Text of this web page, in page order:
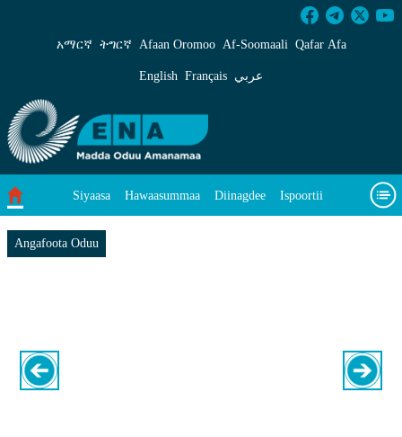
አማርኛ ትግርኛ Afaan Oromoo Af‑Soomaali Qafar Afa
English Français عربي
Siyaasa Hawaasummaa Diinagdee Ispoortii
Saayinsii fi Teeknooloojii
Angafoota Oduu